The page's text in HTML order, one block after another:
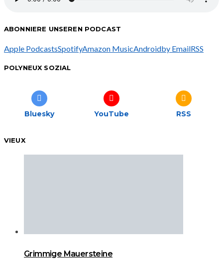
ABONNIERE UNSEREN PODCAST
Apple PodcastsSpotifyAmazon MusicAndroidby EmailRSS
POLYNEUX SOZIAL
Bluesky YouTube RSS
VIEUX
Grimmige Mauersteine